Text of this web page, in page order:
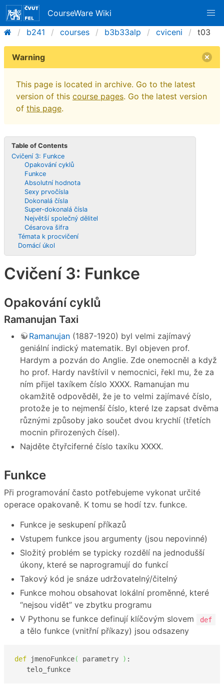
CourseWare Wiki
b241
courses b3b33alp cviceni t03
Warning
This page is located in archive. Go to the latest
version of this course pages. Go the latest version
of this page.
Table of Contents
Cvičení 3: Funkce
Opakování cyklů
Funkce
Absolutní hodnota
Sexy prvočísla
Dokonalá čísla
Super-dokonalá čísla
Největší společný dělitel
Césarova šifra
Témata k procvičení
Domácí úkol
Cvičení 3: Funkce
Opakování cyklů
Ramanujan Taxi
Ramanujan (1887-1920) byl velmi zajímavý
geniální indický matematik. Byl objeven prof.
Hardym a pozván do Anglie. Zde onemocněl a když
ho prof. Hardy navštívil v nemocnici, řekl mu, že za
ním přijel taxíkem číslo XXXX. Ramanujan mu
okamžitě odpověděl, že je to velmi zajímavé číslo,
protože je to nejmenší číslo, které lze zapsat dvěma
různými způsoby jako součet dvou krychlí (třetích
mocnin přirozených čísel).
Najděte čtyřciferné číslo taxíku XXXX.
Funkce
Při programování často potřebujeme vykonat určité
operace opakovaně. K tomu se hodí tzv. funkce.
Funkce je seskupení příkazů
Vstupem funkce jsou argumenty (jsou nepovinné)
Složitý problém se typicky rozdělí na jednodušší
úkony, které se naprogramují do funkcí
Takový kód je snáze udržovatelný/čitelný
Funkce mohou obsahovat lokální proměnné, které
“nejsou vidět” ve zbytku programu
V Pythonu se funkce definují klíčovým slovem
def
a tělo funkce (vnitřní příkazy) jsou odsazeny
def jmenoFunkce( parametry ) :
   telo_funkce